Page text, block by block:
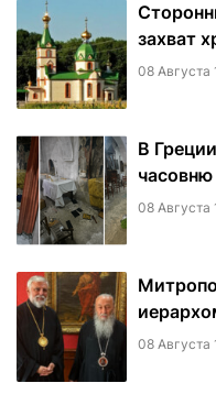
захват
08 Августа
В
08 Августа
08 Августа